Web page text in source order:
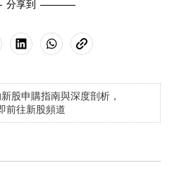
分享到
股申購指南與深度剖析，
前往新股頻道